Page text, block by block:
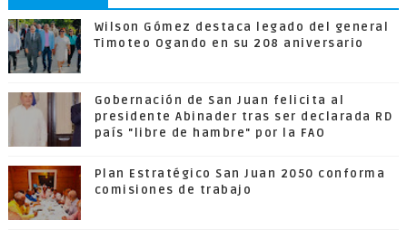
Wilson Gómez destaca legado del general
Timoteo Ogando en su 208 aniversario
Gobernación de San Juan felicita al
presidente Abinader tras ser declarada RD
país "libre de hambre" por la FAO
Plan Estratégico San Juan 2050 conforma
comisiones de trabajo